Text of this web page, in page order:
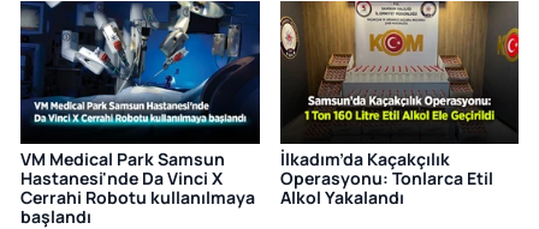
VM Medical Park Samsun
Hastanesi'nde Da Vinci X
Cerrahi Robotu kullanılmaya
başlandı
İlkadım’da Kaçakçılık
Operasyonu: Tonlarca Etil
Alkol Yakalandı